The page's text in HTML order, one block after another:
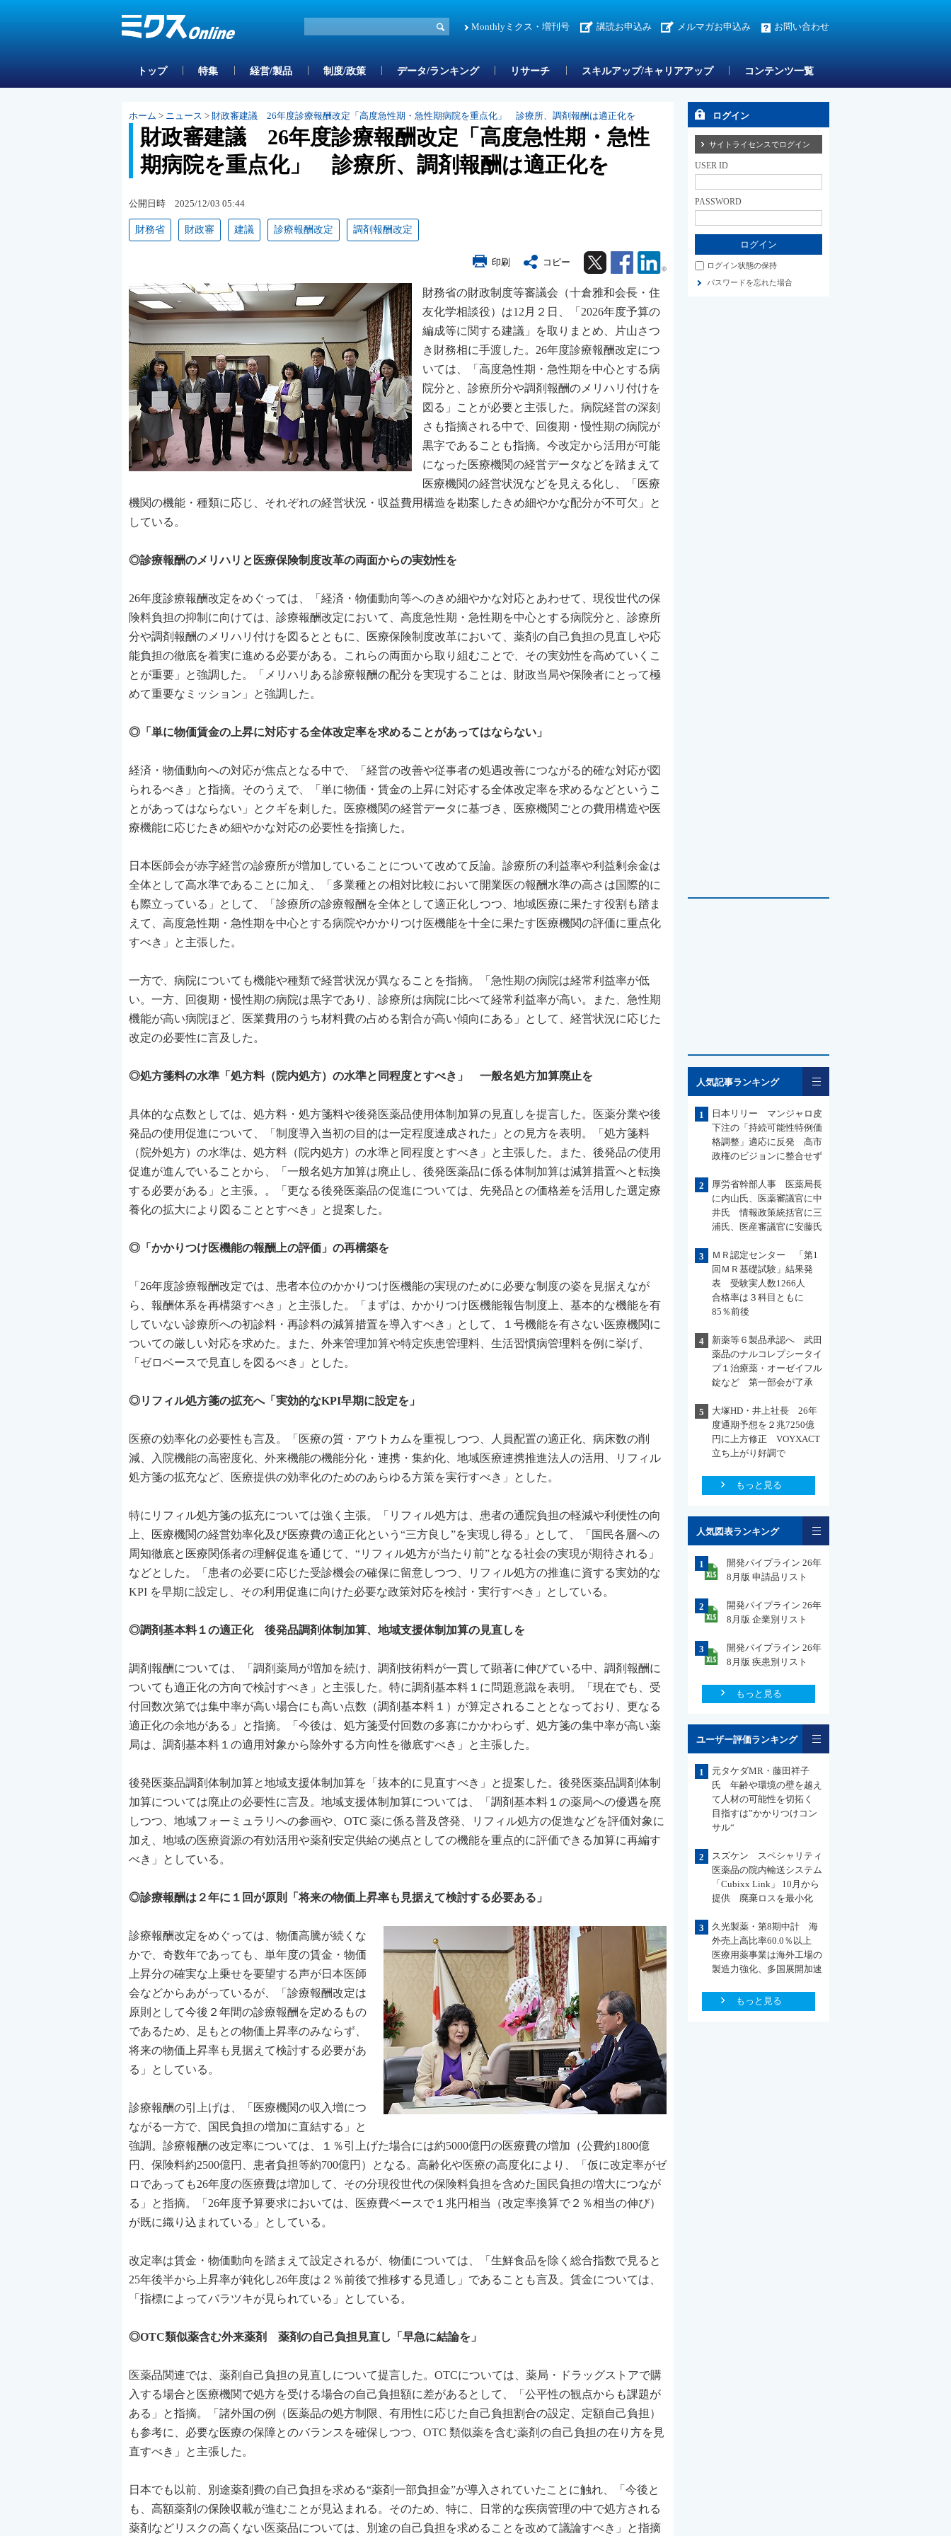
Monthlyミクス・増刊号 講読お申込み メルマガお申込み お問い合わせ
トップ 特集 経営/製品 制度/政策 データ/ランキング リサーチ スキルアップ/キャリアアップ コンテンツ一覧
ホーム > ニュース > 財政審建議 26年度診療報酬改定「高度急性期・急性期病院を重点化」 診療所、調剤報酬は適正化を
財政審建議 26年度診療報酬改定「高度急性期・急性
期病院を重点化」 診療所、調剤報酬は適正化を
公開日時 2025/12/03 05:44
財務省 財政審 建議 診療報酬改定 調剤報酬改定
印刷 コピー Twitter Facebook Linkedin
財務省の財政制度等審議会（十倉雅和会長・住
友化学相談役）は12月２日、「2026年度予算の
編成等に関する建議」を取りまとめ、片山さつ
き財務相に手渡した。26年度診療報酬改定につ
いては、「高度急性期・急性期を中心とする病
院分と、診療所分や調剤報酬のメリハリ付けを
図る」ことが必要と主張した。病院経営の深刻
さも指摘される中で、回復期・慢性期の病院が
黒字であることも指摘。今改定から活用が可能
になった医療機関の経営データなどを踏まえて
医療機関の経営状況などを見える化し、「医療
機関の機能・種類に応じ、それぞれの経営状況・収益費用構造を勘案したきめ細やかな配分が不可欠」と
している。
◎診療報酬のメリハリと医療保険制度改革の両面からの実効性を
26年度診療報酬改定をめぐっては、「経済・物価動向等へのきめ細やかな対応とあわせて、現役世代の保
険料負担の抑制に向けては、診療報酬改定において、高度急性期・急性期を中心とする病院分と、診療所
分や調剤報酬のメリハリ付けを図るとともに、医療保険制度改革において、薬剤の自己負担の見直しや応
能負担の徹底を着実に進める必要がある。これらの両面から取り組むことで、その実効性を高めていくこ
とが重要」と強調した。「メリハリある診療報酬の配分を実現することは、財政当局や保険者にとって極
めて重要なミッション」と強調した。
◎「単に物価賃金の上昇に対応する全体改定率を求めることがあってはならない」
経済・物価動向への対応が焦点となる中で、「経営の改善や従事者の処遇改善につながる的確な対応が図
られるべき」と指摘。そのうえで、「単に物価・賃金の上昇に対応する全体改定率を求めるなどというこ
とがあってはならない」とクギを刺した。医療機関の経営データに基づき、医療機関ごとの費⽤構造や医
療機能に応じたきめ細やかな対応の必要性を指摘した。
日本医師会が赤字経営の診療所が増加していることについて改めて反論。診療所の利益率や利益剰余金は
全体として高水準であることに加え、「多業種との相対比較において開業医の報酬水準の高さは国際的に
も際立っている」として、「診療所の診療報酬を全体として適正化しつつ、地域医療に果たす役割も踏ま
えて、高度急性期・急性期を中心とする病院やかかりつけ医機能を十全に果たす医療機関の評価に重点化
すべき」と主張した。
一方で、病院についても機能や種類で経営状況が異なることを指摘。「急性期の病院は経常利益率が低
い。一方、回復期・慢性期の病院は黒字であり、診療所は病院に比べて経常利益率が高い。また、急性期
機能が高い病院ほど、医業費用のうち材料費の占める割合が高い傾向にある」として、経営状況に応じた
改定の必要性に言及した。
◎処方箋料の水準「処方料（院内処方）の水準と同程度とすべき」 一般名処方加算廃止を
具体的な点数としては、処方料・処方箋料や後発医薬品使用体制加算の見直しを提言した。医薬分業や後
発品の使用促進について、「制度導入当初の目的は一定程度達成された」との見方を表明。「処方箋料
（院外処方）の水準は、処方料（院内処方）の水準と同程度とすべき」と主張した。また、後発品の使用
促進が進んでいることから、「一般名処方加算は廃止し、後発医薬品に係る体制加算は減算措置へと転換
する必要がある」と主張。。「更なる後発医薬品の促進については、先発品との価格差を活用した選定療
養化の拡大により図ることとすべき」と提案した。
◎「かかりつけ医機能の報酬上の評価」の再構築を
「26年度診療報酬改定では、患者本位のかかりつけ医機能の実現のために必要な制度の姿を見据えなが
ら、報酬体系を再構築すべき」と主張した。「まずは、かかりつけ医機能報告制度上、基本的な機能を有
していない診療所への初診料・再診料の減算措置を導入すべき」として、１号機能を有さない医療機関に
ついての厳しい対応を求めた。また、外来管理加算や特定疾患管理料、生活習慣病管理料を例に挙げ、
「ゼロベースで見直しを図るべき」とした。
◎リフィル処方箋の拡充へ「実効的なKPI早期に設定を」
医療の効率化の必要性も言及。「医療の質・アウトカムを重視しつつ、人員配置の適正化、病床数の削
減、入院機能の高密度化、外来機能の機能分化・連携・集約化、地域医療連携推進法人の活用、リフィル
処方箋の拡充など、医療提供の効率化のためのあらゆる方策を実行すべき」とした。
特にリフィル処方箋の拡充については強く主張。「リフィル処方は、患者の通院負担の軽減や利便性の向
上、医療機関の経営効率化及び医療費の適正化という“三方良し”を実現し得る」として、「国民各層への
周知徹底と医療関係者の理解促進を通じて、“リフィル処方が当たり前”となる社会の実現が期待される」
などとした。「患者の必要に応じた受診機会の確保に留意しつつ、リフィル処方の推進に資する実効的な
KPI を早期に設定し、その利用促進に向けた必要な政策対応を検討・実行すべき」としている。
◎調剤基本料１の適正化 後発品調剤体制加算、地域支援体制加算の見直しを
調剤報酬については、「調剤薬局が増加を続け、調剤技術料が一貫して顕著に伸びている中、調剤報酬に
ついても適正化の方向で検討すべき」と主張した。特に調剤基本料１に問題意識を表明。「現在でも、受
付回数次第では集中率が高い場合にも高い点数（調剤基本料１）が算定されることとなっており、更なる
適正化の余地がある」と指摘。「今後は、処方箋受付回数の多寡にかかわらず、処方箋の集中率が高い薬
局は、調剤基本料１の適用対象から除外する方向性を徹底すべき」と主張した。
後発医薬品調剤体制加算と地域支援体制加算を「抜本的に見直すべき」と提案した。後発医薬品調剤体制
加算については廃止の必要性に言及。地域支援体制加算については、「調剤基本料１の薬局への優遇を廃
しつつ、地域フォーミュラリへの参画や、OTC 薬に係る普及啓発、リフィル処方の促進などを評価対象に
加え、地域の医療資源の有効活用や薬剤安定供給の拠点としての機能を重点的に評価できる加算に再編す
べき」としている。
◎診療報酬は２年に１回が原則「将来の物価上昇率も見据えて検討する必要ある」
診療報酬改定をめぐっては、物価高騰が続くな
かで、奇数年であっても、単年度の賃金・物価
上昇分の確実な上乗せを要望する声が日本医師
会などからあがっているが、「診療報酬改定は
原則として今後２年間の診療報酬を定めるもの
であるため、足もとの物価上昇率のみならず、
将来の物価上昇率も見据えて検討する必要があ
る」としている。
診療報酬の引上げは、「医療機関の収入増につ
ながる一方で、国民負担の増加に直結する」と
強調。診療報酬の改定率については、１％引上げた場合には約5000億円の医療費の増加（公費約1800億
円、保険料約2500億円、患者負担等約700億円）となる。高齢化や医療の高度化により、「仮に改定率がゼ
ロであっても26年度の医療費は増加して、その分現役世代の保険料負担を含めた国民負担の増大につなが
る」と指摘。「26年度予算要求においては、医療費ベースで１兆円相当（改定率換算で２％相当の伸び）
が既に織り込まれている」としている。
改定率は賃金・物価動向を踏まえて設定されるが、物価については、「生鮮食品を除く総合指数で見ると
25年後半から上昇率が鈍化し26年度は２％前後で推移する見通し」であることも言及。賃金については、
「指標によってバラツキが見られている」としている。
◎OTC類似薬含む外来薬剤 薬剤の自己負担見直し「早急に結論を」
医薬品関連では、薬剤自己負担の見直しについて提言した。OTCについては、薬局・ドラッグストアで購
入する場合と医療機関で処方を受ける場合の自己負担額に差があるとして、「公平性の観点からも課題が
ある」と指摘。「諸外国の例（医薬品の処方制限、有用性に応じた自己負担割合の設定、定額自己負担）
も参考に、必要な医療の保障とのバランスを確保しつつ、OTC 類似薬を含む薬剤の自己負担の在り方を見
直すべき」と主張した。
日本でも以前、別途薬剤費の自己負担を求める“薬剤一部負担金”が導入されていたことに触れ、「今後と
も、高額薬剤の保険収載が進むことが見込まれる。そのため、特に、日常的な疾病管理の中で処方される
薬剤などリスクの高くない医薬品については、別途の自己負担を求めることを改めて議論すべき」と指摘
ログイン
サイトライセンスでログイン
USER ID
PASSWORD
ログイン状態の保持
パスワードを忘れた場合
人気記事ランキング
1
日本リリー マンジャロ皮
下注の「持続可能性特例価
格調整」適応に反発 高市
政権のビジョンに整合せず
2
厚労省幹部人事 医薬局長
に内山氏、医薬審議官に中
井氏 情報政策統括官に三
浦氏、医産審議官に安藤氏
3
ＭＲ認定センター 「第1
回ＭＲ基礎試験」結果発
表 受験実人数1266人
合格率は３科目ともに
85％前後
4
新薬等６製品承認へ 武田
薬品のナルコレプシータイ
プ１治療薬・オーゼイフル
錠など 第一部会が了承
5
大塚HD・井上社長 26年
度通期予想を２兆7250億
円に上方修正 VOYXACT
立ち上がり好調で
もっと見る
人気図表ランキング
1
開発パイプライン 26年
8月版 申請品リスト
2
開発パイプライン 26年
8月版 企業別リスト
3
開発パイプライン 26年
8月版 疾患別リスト
もっと見る
ユーザー評価ランキング
1
元タケダMR・藤田祥子
氏 年齢や環境の壁を越え
て人材の可能性を切拓く
目指すは”かかりつけコン
サル“
2
スズケン スペシャリティ
医薬品の院内輸送システム
「Cubixx Link」 10月から
提供 廃棄ロスを最小化
3
久光製薬・第8期中計 海
外売上高比率60.0％以上
医療用薬事業は海外工場の
製造力強化、多国展開加速
もっと見る